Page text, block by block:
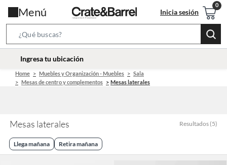
Menú Inicia sesión
Bar
location-
Ingresa tu ubicación
Home Muebles y Organización - Muebles
Sala
Mesas de centro y complementos
Mesas laterales
Mesas laterales Resultados (5)
Llega mañana Retira mañana